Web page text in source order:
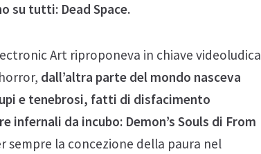
su tutti: Dead Space.
Art riproponeva in chiave videoludica
dall’altra parte del mondo nasceva
e tenebrosi, fatti di disfacimento
da incubo: Demon’s Souls di From
sempre la concezione della paura nel